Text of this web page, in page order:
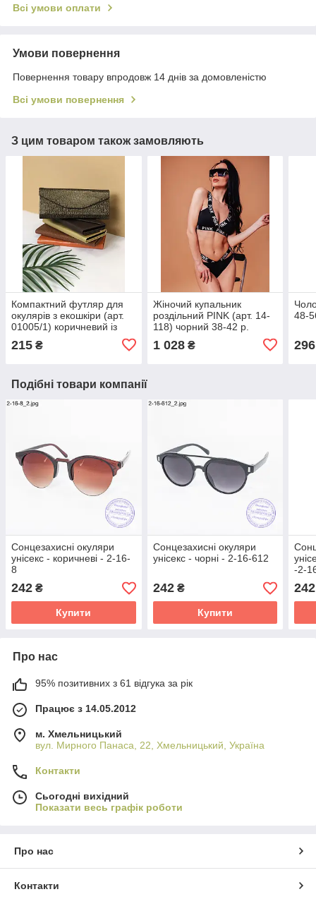
Всі умови оплати
Умови повернення
Повернення товару впродовж 14 днів за домовленістю
Всі умови повернення
З цим товаром також замовляють
Компактний футляр для
окулярів з екошкіри (арт.
01005/1) коричневий із
215 ₴
Жіночий купальник
роздільний PINK (арт. 14-
118) чорний 38-42 р.
1 028₴
48-
296
Подібні товари компанії
Сонцезахисні окуляри
унісекс - коричневі - 2-16-
8
242 ₴
Купити
Сонцезахисні окуляри
унісекс - чорні - 2-16-612
242₴
Купити
-2-
242
Про нас
95% позитивних з 61 відгука за рік
Працює з 14.05.2012
м. Хмельницький
вул. Мирного Панаса, 22, Хмельницький, Україна
Контакти
Сьогодні вихідний
Показати весь графік роботи
Про нас
Контакти